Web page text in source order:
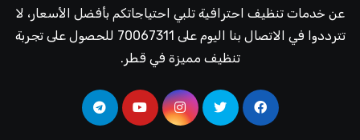
عن خدمات تنظيف احترافية تلبي احتياجاتكم بأفضل الأسعار، لا
تترددوا في الاتصال بنا اليوم على 70067311 للحصول على تجربة
تنظيف مميزة في قطر.